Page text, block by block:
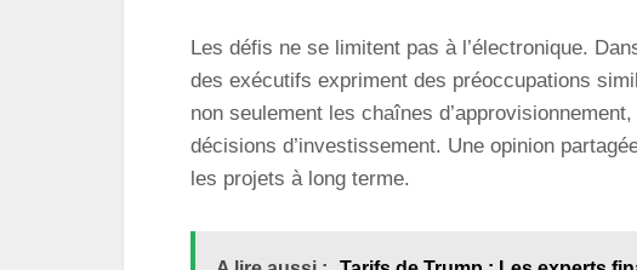
Les défis ne se limitent pas à l’électronique.
des exécutifs expriment des préoccupations
non seulement les chaînes
décisions d’investissement. Une opinion
les projets à long terme.